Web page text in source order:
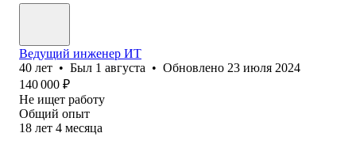
Ведущий инженер ИТ
40 лет • Был 1 августа • Обновлено 23 июля 2024
140 000 ₽
Не ищет работу
Общий опыт
18 лет 4 месяца